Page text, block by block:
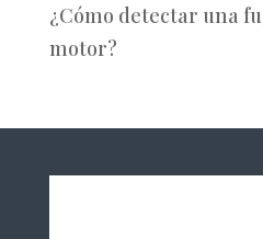
¿Cómo detectar una
motor?